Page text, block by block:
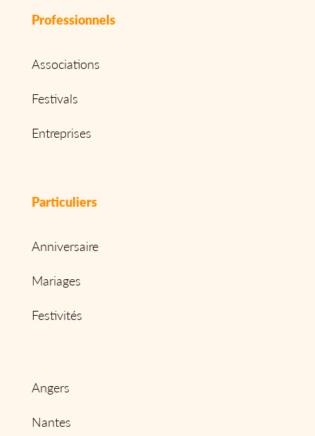
Professionnels
Associations
Festivals
Entreprises
Particuliers
Anniversaire
Mariages
Festivités
Angers
Nantes